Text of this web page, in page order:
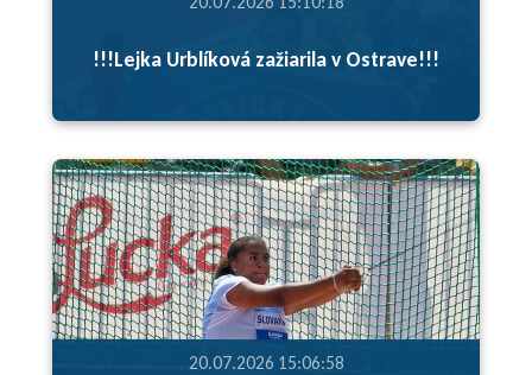
!!!Lejka Urblíková zažiarila v Ostrave!!!
20.07.2026 15:06:58